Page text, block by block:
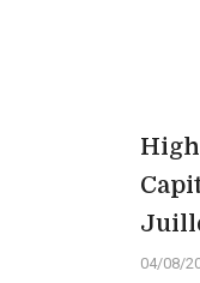
04/08/